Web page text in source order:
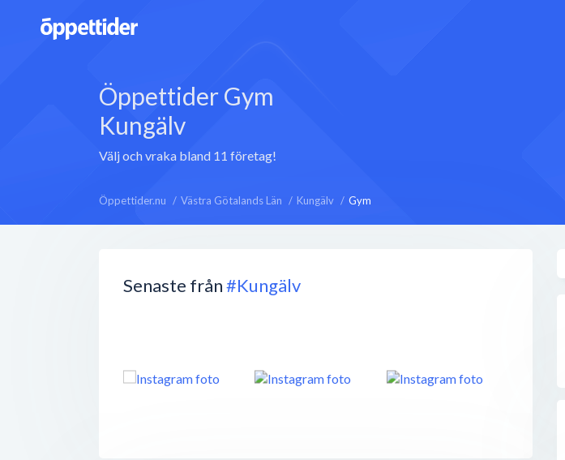
Öppettider Gym
Kungälv
Välj och vraka bland 11 företag!
Öppettider.nu Västra Götalands Län Kungälv Gym
Senaste från#Kungälv